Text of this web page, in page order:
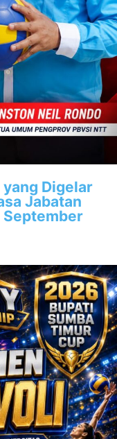
yang Digelar
Jabatan
September